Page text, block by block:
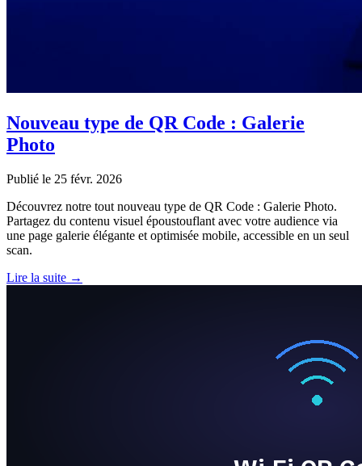
Nouveau type de QR Code : Galerie
Photo
Publié le 25 févr. 2026
Découvrez notre tout nouveau type de QR Code : Galerie Photo.
Partagez du contenu visuel époustouflant avec votre audience via
une page galerie élégante et optimisée mobile, accessible en un seul
scan.
Lire la suite →